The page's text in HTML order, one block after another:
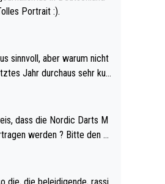
Portrait :).
sinnvoll, aber warum nicht
Qualifikation des Weltm
Dies war bei Archie Self l
amtierender Weltmeister d
werden ? Bitte den A